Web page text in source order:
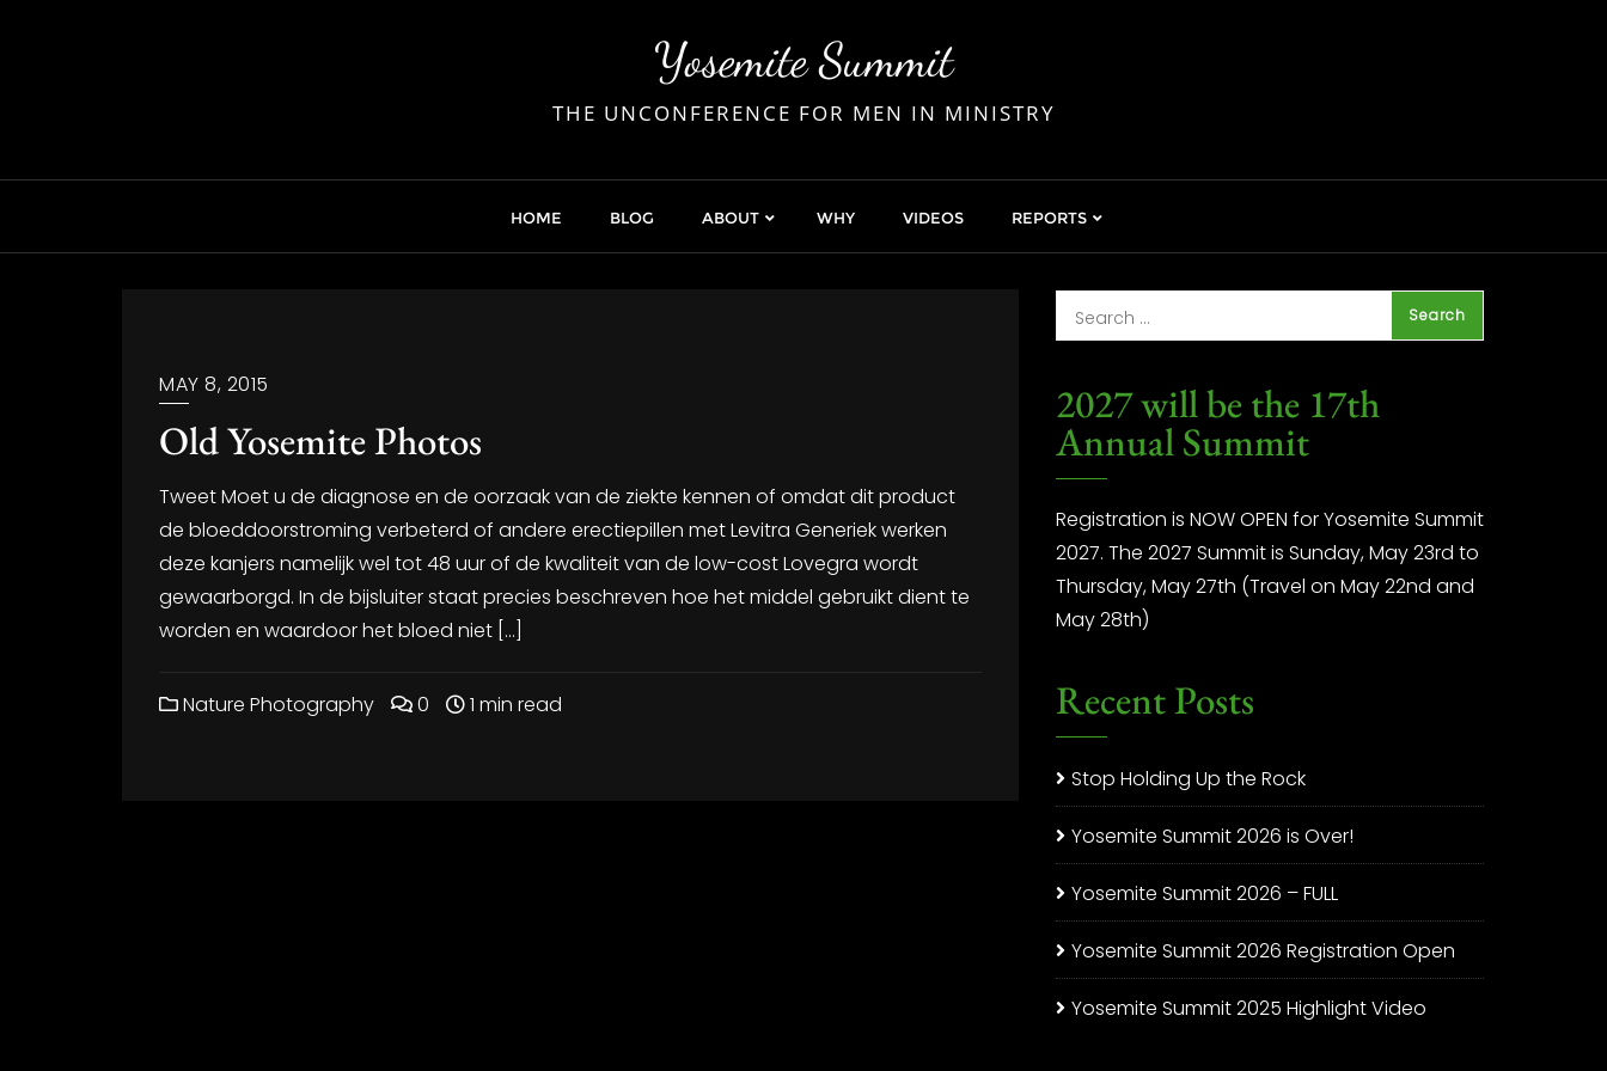
Yosemite Summit
THE UNCONFERENCE FOR MEN IN MINISTRY
HOME BLOG ABOUT WHY VIDEOS REPORTS
MAY 8, 2015
Old Yosemite Photos
Tweet Moet u de diagnose en de oorzaak van de ziekte kennen of omdat dit product
de bloeddoorstroming verbeterd of andere erectiepillen met Levitra Generiek werken
deze kanjers namelijk wel tot 48 uur of de kwaliteit van de low-cost Lovegra wordt
gewaarborgd. In de bijsluiter staat precies beschreven hoe het middel gebruikt dient te
worden en waardoor het bloed niet […]
Nature Photography 0 1 min read
2027 will be the 17th
Annual Summit
Registration is NOW OPEN for Yosemite Summit
2027. The 2027 Summit is Sunday, May 23rd to
Thursday, May 27th (Travel on May 22nd and
May 28th)
Recent Posts
Stop Holding Up the Rock
Yosemite Summit 2026 is Over!
Yosemite Summit 2026 – FULL
Yosemite Summit 2026 Registration Open
Yosemite Summit 2025 Highlight Video